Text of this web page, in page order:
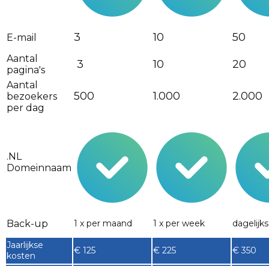
E-mail 3 10 50
Aantal
pagina's
3 10 20
Aantal
bezoekers
per dag
500 1.000 2.000
.NL
Domeinnaam
Back-up 1 x per maand 1 x per week
dagelijks
Jaarlijkse
kosten
€ 125 € 225
€ 350